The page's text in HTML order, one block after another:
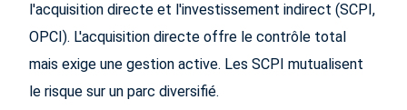
l'acquisition directe et l'investissement indirect (SCPI,
OPCI). L'acquisition directe offre le contrôle total
mais exige une gestion active. Les SCPI mutualisent
le risque sur un parc diversifié.